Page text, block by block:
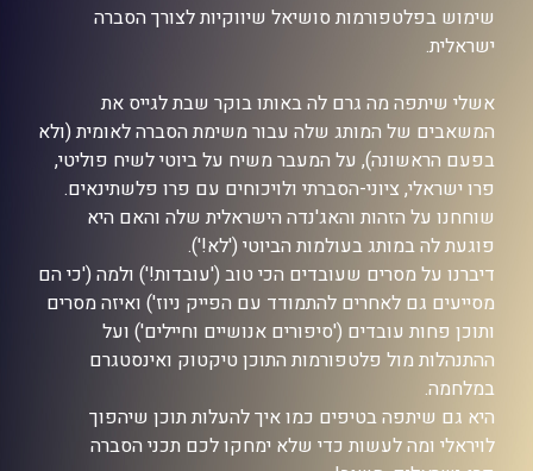
שימוש בפלטפורמות סושיאל שיווקיות לצורך הסברה
ישראלית.
אשלי שיתפה מה גרם לה באותו בוקר שבת לגייס את
המשאבים של המותג שלה עבור משימת הסברה לאומית (ולא
בפעם הראשונה), על המעבר משיח על ביוטי לשיח פוליטי,
פרו ישראלי, ציוני-הסברתי ולויכוחים עם פרו פלשתינאים.
שוחחנו על הזהות והאג'נדה הישראלית שלה והאם היא
פוגעת לה במותג בעולמות הביוטי ('לא!').
דיברנו על מסרים שעובדים הכי טוב ('עובדות!') ולמה ('כי הם
מסייעים גם לאחרים להתמודד עם הפייק ניוז') ואיזה מסרים
ותוכן פחות עובדים ('סיפורים אנושיים וחיילים') ועל
ההתנהלות מול פלטפורמות התוכן טיקטוק ואינסטגרם
במלחמה.
היא גם שיתפה בטיפים כמו איך להעלות תוכן שיהפוך
לויראלי ומה לעשות כדי שלא ימחקו לכם תכני הסברה